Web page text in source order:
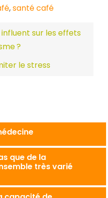
,santé café
sur les effets
?
le stress
que de la
très varié